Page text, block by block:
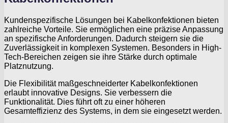
Kundenspezifische Lösungen bei Kabelkonfektionen bieten
zahlreiche Vorteile. Sie ermöglichen eine präzise Anpassung
an spezifische Anforderungen. Dadurch steigern sie die
Zuverlässigkeit in komplexen Systemen. Besonders in High-
Tech-Bereichen zeigen sie ihre Stärke durch optimale
Platznutzung.
Die Flexibilität maßgeschneiderter Kabelkonfektionen
erlaubt innovative Designs. Sie verbessern die
Funktionalität. Dies führt oft zu einer höheren
Gesamteffizienz des Systems, in dem sie eingesetzt werden.